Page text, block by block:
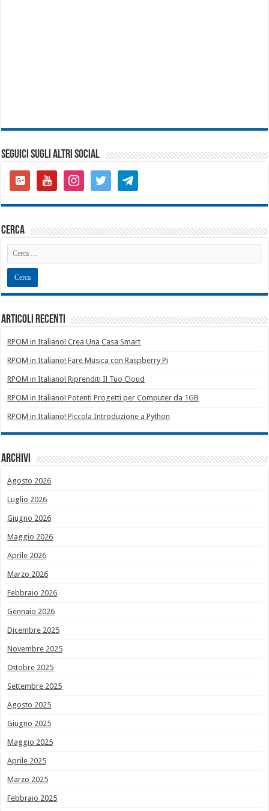
SEGUICI SUGLI ALTRI SOCIAL
google-
plus-
youtube instagramtwitter telegram
cerca
Articoli recenti
RPOM in Italiano! Crea Una Casa Smart
RPOM in Italiano! Fare Musica con Raspberry Pi
RPOM in Italiano! Riprenditi Il Tuo Cloud
RPOM in Italiano! Potenti Progetti per Computer da 1GB
RPOM in Italiano! Piccola Introduzione a Python
Archivi
Agosto 2026
Luglio 2026
Giugno 2026
Maggio 2026
Aprile 2026
Marzo 2026
Febbraio 2026
Gennaio 2026
Dicembre 2025
Novembre 2025
Ottobre 2025
Settembre 2025
Agosto 2025
Giugno 2025
Maggio 2025
Aprile 2025
Marzo 2025
Febbraio 2025